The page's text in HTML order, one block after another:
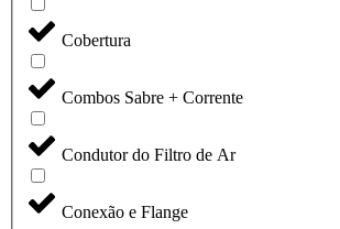
Cobertura
Combos Sabre + Corrente
Condutor do Filtro de Ar
Conexão e Flange